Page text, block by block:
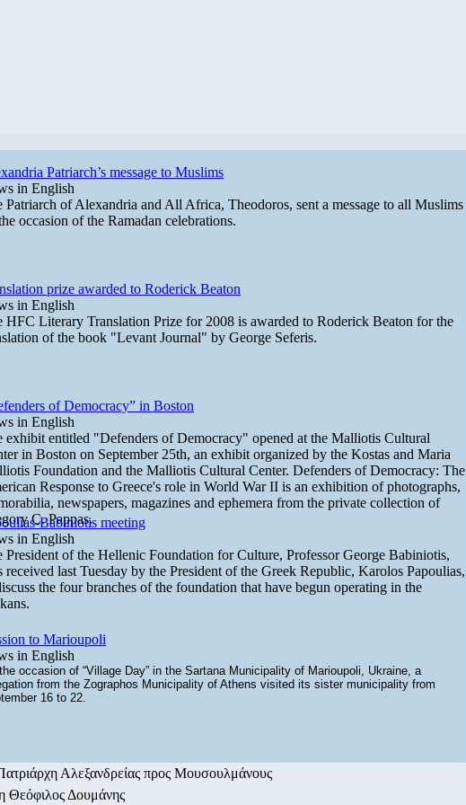
Patriarch’s message to Muslims
in English
Patriarch of Alexandria and All Africa, Theodoros, sent a message to all Muslims
occasion of the Ramadan celebrations.
prize awarded to Roderick Beaton
in English
HFC Literary Translation Prize for 2008 is awarded to Roderick Beaton for the
of the book "Levant Journal" by George Seferis.
of Democracy” in Boston
in English
exhibit entitled "Defenders of Democracy" opened at the Malliotis Cultural
in Boston on September 25th, an exhibit organized by the Kostas and Maria
Foundation and the Malliotis Cultural Center. Defenders of Democracy: The
Response to Greece's role in World War II is an exhibition of photographs,
newspapers, magazines and ephemera from the private collection of
C. Pappas.
Babiniotis meeting
in English
President of the Hellenic Foundation for Culture, Professor George Babiniotis,
received last Tuesday by the President of the Greek Republic, Karolos Papoulias,
the four branches of the foundation that have begun operating in the
to Marioupoli
in English
occasion of “Village Day” in the Sartana Municipality of Marioupoli, Ukraine, a
from the Zographos Municipality of Athens visited its sister municipality from
16 to 22.
Αλεξανδρείας προς Μουσουλμάνους
Θεόφιλος Δουμάνης